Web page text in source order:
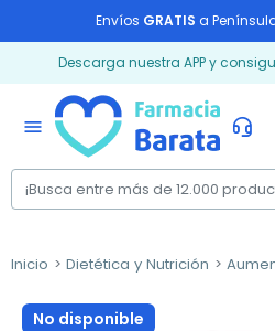
Envíos GRATIS a
Descarga nuestra APP y
menu
Inicio Dietética y Nutrición
No disponible